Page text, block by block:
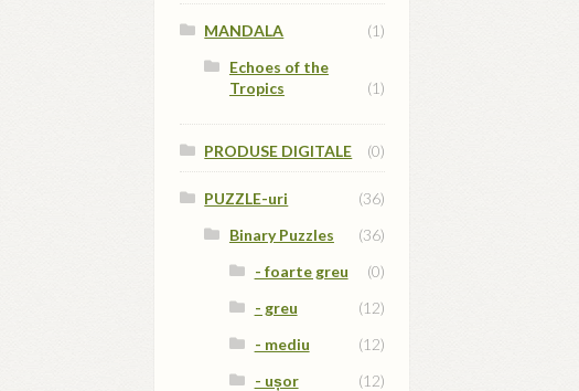
MANDALA
(1)
Echoes of the
Tropics
(1)
PRODUSE DIGITALE (0)
PUZZLE-uri
(36)
Binary Puzzles
(36)
- foarte greu
(0)
- greu
(12)
- mediu
(12)
- ușor
(12)